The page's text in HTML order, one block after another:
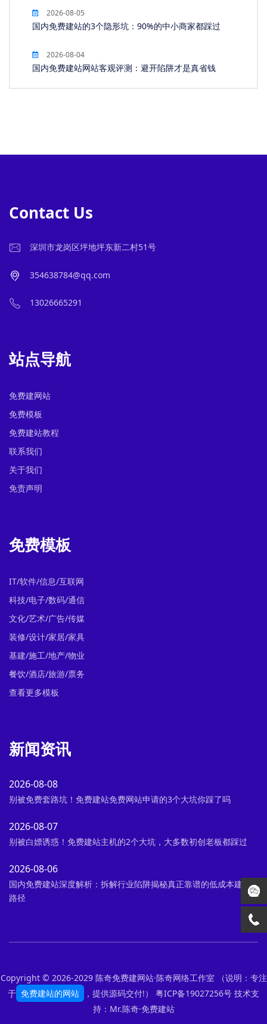
2026-08-05
国内免费建站的3个隐形坑：90%的中小商家都踩过
2026-08-04
国内免费建站网站客观评测：避开陷阱才是真省钱
Contact Us
深圳市龙岗区坪地坪东新二村51号
354638784@qq.com
13026665291
站点导航
免费建网站
免费模板
免费建站教程
联系我们
关于我们
免责声明
免费模板
IT/软件/信息/互联网
科技/电子/数码/通信
文化/艺术/广告/传媒
装修/设计/家居/家具
基建/施工/地产/物业
餐饮/酒店/旅游/票务
查看更多模板
新闻资讯
2026-08-08
别被免费套路坑！免费建站免费网站申请的3个大坑你踩了吗
2026-08-07
别被白嫖诱惑！免费建站主机的2个大坑，大多数初创老板都踩过
2026-08-06
国内免费建站深度解析：拆解行业陷阱揭秘真正靠谱的低成本建站
路径
Copyright © 2026-2029 陈奇免费建网站·陈奇网络工作室 （说明：专注
于 免费建站的网站 ，提供源码交付!） 粤ICP备19027256号 技术支
持：Mr.陈奇·免费建站